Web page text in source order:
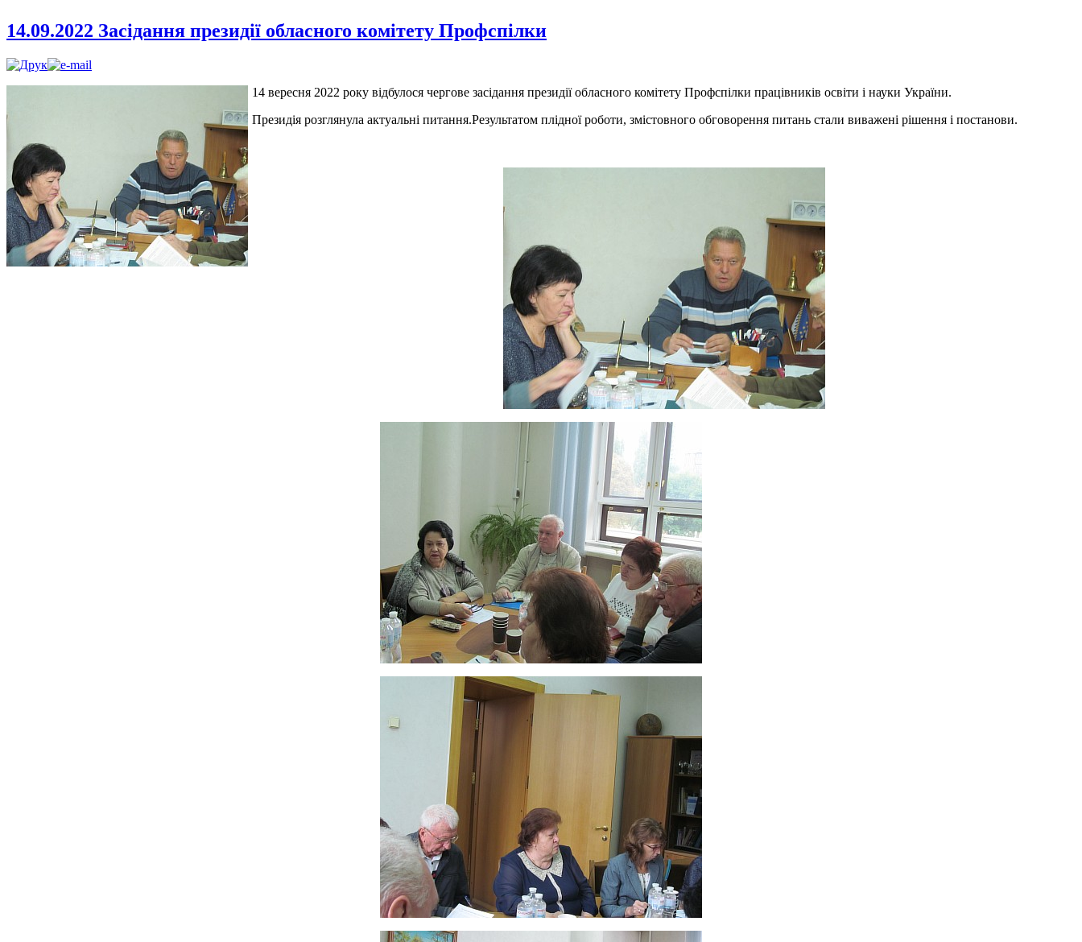
14.09.2022 Засідання президії обласного комітету Профспілки
14 вересня 2022 року відбулося чергове засідання президії обласного комітету Профспілки працівників освіти і науки України.
Президія розглянула актуальні питання.Результатом плідної роботи, змістовного обговорення питань стали виважені рішення і постанови.